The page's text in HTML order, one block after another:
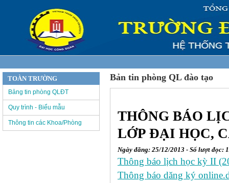
Bản tin phòng QL đào tạo
THÔNG BÁO
LỚP ĐẠI HỌC,
Ngày đăng: 25/12/2013 - Số lượt đọc:
Thông báo lịch học kỳ II
Thông báo dăng ký
TOÀN TRƯỜNG
Bảng tin phòng QLĐT
Quy trình - Biểu mẫu
Thông tin các Khoa/Phòng